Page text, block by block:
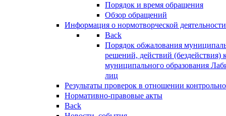
Порядок и время обращения
Обзор обращений
Информация о нормотворческой деятельности
Back
Порядок обжалования
решений, действий (бездействия)
муниципального образования
лиц
Результаты проверок в отношении
Нормативно-правовые акты
Back